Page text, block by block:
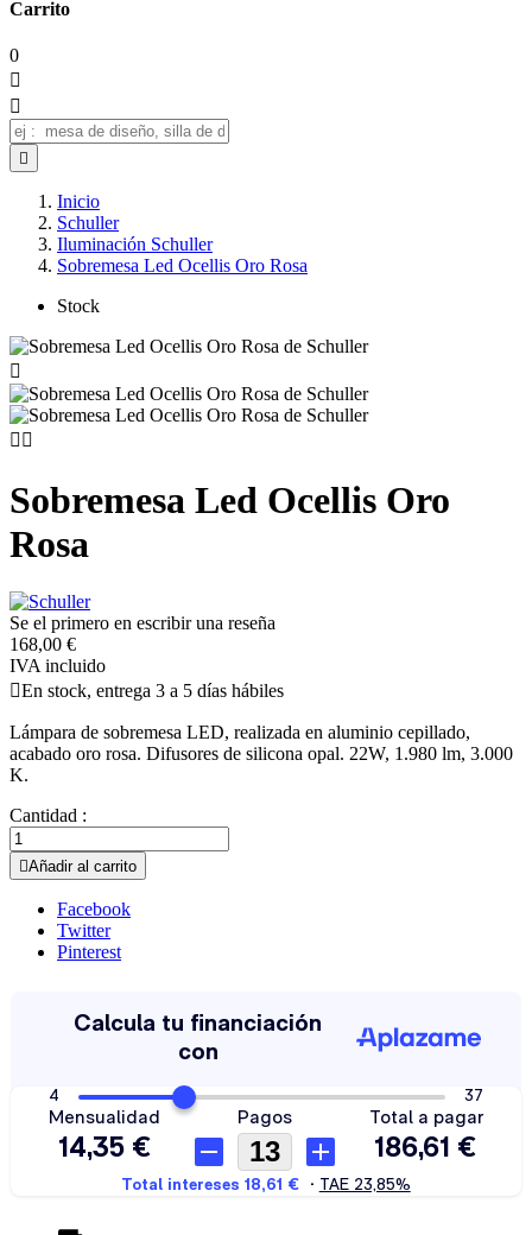
Carrito
0



Inicio
Schuller
Iluminación Schuller
Sobremesa Led Ocellis Oro Rosa
Stock

 
Sobremesa Led Ocellis Oro
Rosa
Se el primero en escribir una reseña
168,00 €
IVA incluido
En stock, entrega 3 a 5 días hábiles
Lámpara de sobremesa LED, realizada en aluminio cepillado,
acabado oro rosa. Difusores de silicona opal. 22W, 1.980 lm, 3.000
K.
Cantidad :
Añadir al carrito
Facebook
Twitter
Pinterest